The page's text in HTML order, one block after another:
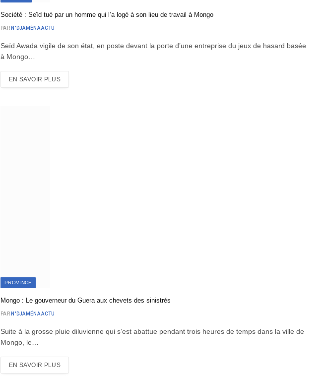
Société : Seïd tué par un homme qui l’a logé à son lieu de travail à Mongo
PAR N'DJAMÉNA ACTU
Seïd Awada vigile de son état, en poste devant la porte d’une entreprise du jeux de hasard basée
à Mongo…
EN SAVOIR PLUS
PROVINCE
Mongo : Le gouverneur du Guera aux chevets des sinistrés
PAR N'DJAMÉNA ACTU
Suite à la grosse pluie diluvienne qui s’est abattue pendant trois heures de temps dans la ville de
Mongo, le…
EN SAVOIR PLUS